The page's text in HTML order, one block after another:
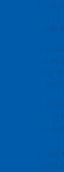
hưởng tới việc
Cách
Cần nắm rõ
không luôn
Trọng lượng
cước dựa trên
Nệm Kymdan
chính là số
dự toán giá
Công
Số Kg